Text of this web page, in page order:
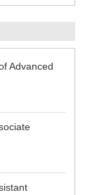
Advanced